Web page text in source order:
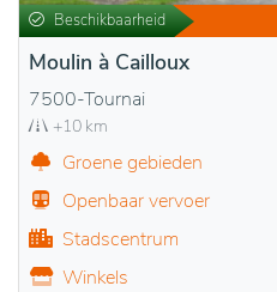
Beschikbaarheid
Moulin à Cailloux
7500-Tournai
+10 km
Groene gebieden
Openbaar vervoer
Stadscentrum
Winkels